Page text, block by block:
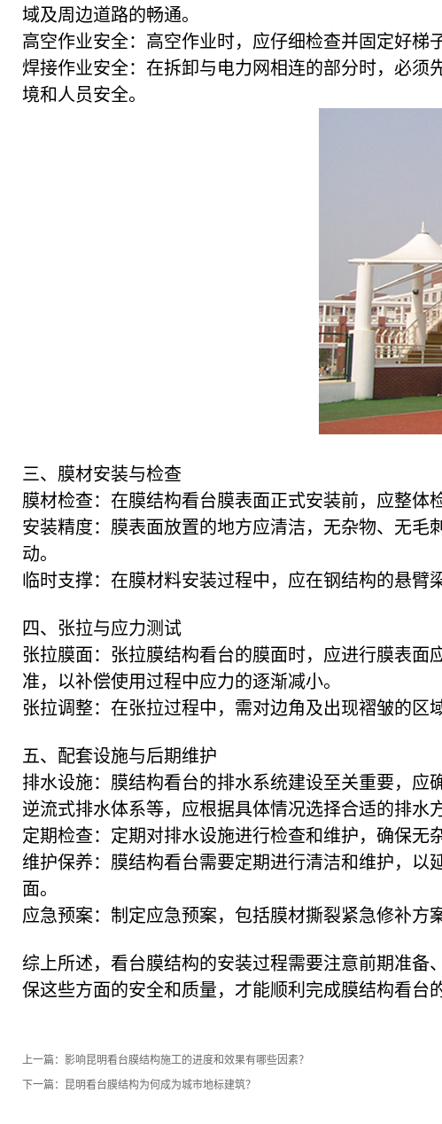
域及周边道路的畅通。
高空作业安全：高空作业时，应仔细检查并固定好梯
焊接作业安全：在拆卸与电力网相连的部分时，必
境和人员安全。
三、膜材安装与检查
膜材检查：在膜结构看台膜表面正式安装前，应整体
安装精度：膜表面放置的地方应清洁，无杂物、无
动。
临时支撑：在膜材料安装过程中，应在钢结构的悬臂
四、张拉与应力测试
张拉膜面：张拉膜结构看台的膜面时，应进行膜表
准，以补偿使用过程中应力的逐渐减小。
张拉调整：在张拉过程中，需对边角及出现褶皱的区
五、配套设施与后期维护
排水设施：膜结构看台的排水系统建设至关重要，
逆流式排水体系等，应根据具体情况选择合适的排水
定期检查：定期对排水设施进行检查和维护，确保无
维护保养：膜结构看台需要定期进行清洁和维护，
面。
应急预案：制定应急预案，包括膜材撕裂紧急修补方
综上所述，看台膜结构的安装过程需要注意前期准
保这些方面的安全和质量，才能顺利完成膜结构看台
上一篇： 影响昆明看台膜结构施工的进度和效果有哪些因素？
下一篇： 昆明看台膜结构为何成为城市地标建筑？